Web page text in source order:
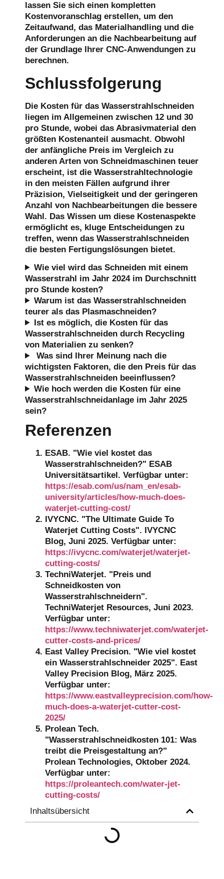
Inhaltsübersicht
lassen Sie sich einen kompletten
Kostenvoranschlag erstellen, um den
Zeitaufwand, das Materialhandling und die
Anforderungen an die Nachbearbeitung auf
der Grundlage Ihrer CNC-Anwendungen zu
berechnen.
Schlussfolgerung
Die Kosten für das Wasserstrahlschneiden
liegen im Allgemeinen zwischen 12 und 30
pro Stunde, wobei das Abrasivmaterial den
größten Kostenanteil ausmacht. Obwohl
der anfängliche Preis im Vergleich zu
anderen Arten von Schneidmaschinen teuer
erscheint, ist die Wasserstrahltechnologie
in den meisten Fällen aufgrund ihrer
Präzision, Vielseitigkeit und der geringeren
Anzahl von Nachbearbeitungen die bessere
Wahl. Das Wissen um diese Kostenaspekte
ermöglicht es, kluge Entscheidungen zu
treffen, wenn das Wasserstrahlschneiden
die besten Fertigungslösungen bietet.
Wie viel wird das Schneiden mit einem
Wasserstrahl im Jahr 2024 im Durchschnitt
pro Stunde kosten?
Warum ist das Wasserstrahlschneiden
teurer als das Plasmaschneiden?
Ist es möglich, die Kosten für das
Wasserstrahlschneiden durch Recycling
von Materialien zu senken?
Was sind Ihrer Meinung nach die
wichtigsten Faktoren, die den Preis für das
Wasserstrahlschneiden beeinflussen?
Wie hoch werden die Kosten für eine
Wasserstrahlschneidanlage im Jahr 2025
sein?
Referenzen
ESAB. "Wie viel kostet das
Wasserstrahlschneiden?" ESAB
Universitätsartikel. Verfügbar unter:
https://esab.com/us/nam_en/esab-
university/articles/how-much-does-
waterjet-cutting-cost/
IVYCNC. "The Ultimate Guide To
Waterjet Cutting Costs". IVYCNC
Blog, Juni 2025. Verfügbar unter:
https://ivycnc.com/waterjet/waterjet-
cutting-costs/
TechniWaterjet. "Preis und
Schneidkosten von
Wasserstrahlschneidern".
TechniWaterjet Resources, Juni 2023.
Verfügbar unter:
https://www.techniwaterjet.com/waterjet-
cutter-costs-and-prices/
East Valley Precision. "Wie viel kostet
ein Wasserstrahlschneider 2025". East
Valley Precision Blog, März 2025.
Verfügbar unter:
https://www.eastvalleyprecision.com/how-
much-does-a-waterjet-cutter-cost-
2025/
Prolean Tech.
"Wasserstrahlschneidkosten 101: Was
treibt die Preisgestaltung an?"
Prolean Technologies, Oktober 2024.
Verfügbar unter:
https://proleantech.com/water-jet-
cutting-costs/